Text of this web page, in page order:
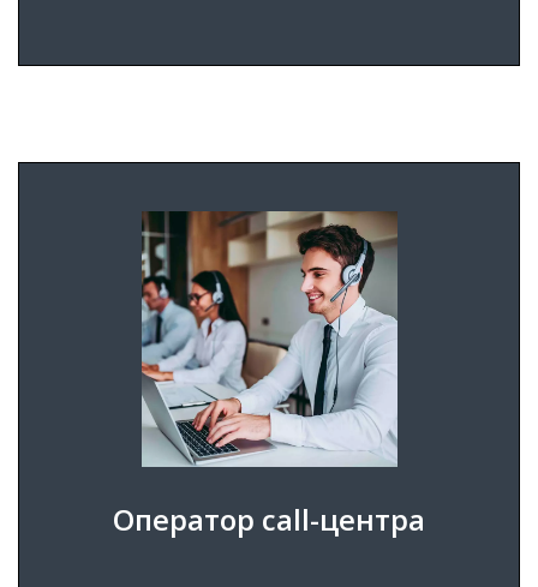
Оператор call-центра
Оператор call-центра автосервиса легковых
автомобилей Вольво - должность, на которую
мы ищем сотрудников.
ПОДРОБНЕЕ
ПОДАТЬ ЗАЯВКУ